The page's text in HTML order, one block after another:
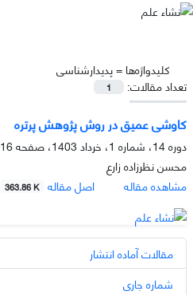
کلیدواژه‌ها =پدیدارشناسی
تعداد مقالات:
1
کاوشی عمیق در روش پژوهش پرتره
دوره 14، شماره 1، خرداد 1403، صفحه
16-20
محسن نظرزاده زارع
مشاهده مقاله
اصل مقاله 363.86 K
مقالات آماده انتشار
شماره جاری